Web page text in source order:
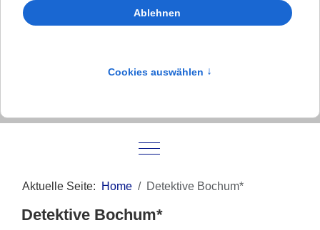
Ablehnen
Cookies auswählen ↑
Mobile Menu Toggle
Aktuelle Seite: Home Detektive Bochum*
Detektive Bochum*